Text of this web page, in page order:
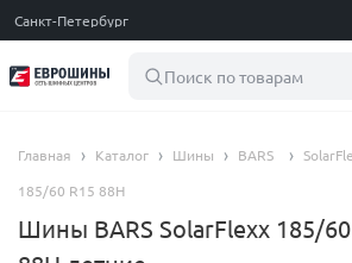
Санкт-Петербург
Поиск по товарам
Главная Каталог Шины BARS
185/60 R15 88H
Шины BARS SolarFlexx 185/